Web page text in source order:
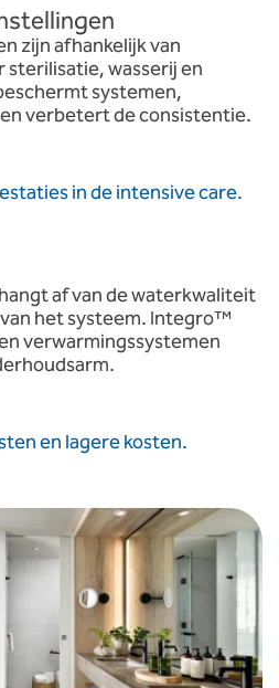
zijn afhankelijk van
wasserij en
systemen,
verbetert de consistentie.
in de intensive care.
af van de waterkwaliteit
het systeem. Integro™
verwarmingssystemen
en lagere kosten.